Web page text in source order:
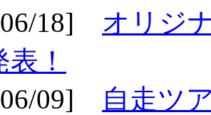
18] オリジ
！
09]
自走ツ